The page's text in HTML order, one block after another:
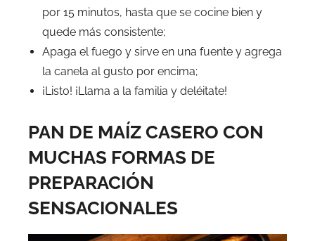
por 15 minutos, hasta que se cocine bien y
quede más consistente;
Apaga el fuego y sirve en una fuente y agrega
la canela al gusto por encima;
¡Listo! ¡Llama a la familia y deléitate!
PAN DE MAÍZ CASERO CON
MUCHAS FORMAS DE
PREPARACIÓN
SENSACIONALES